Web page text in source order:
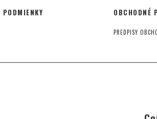
PODMIENKY OBCHODNÉ
PREDPISY